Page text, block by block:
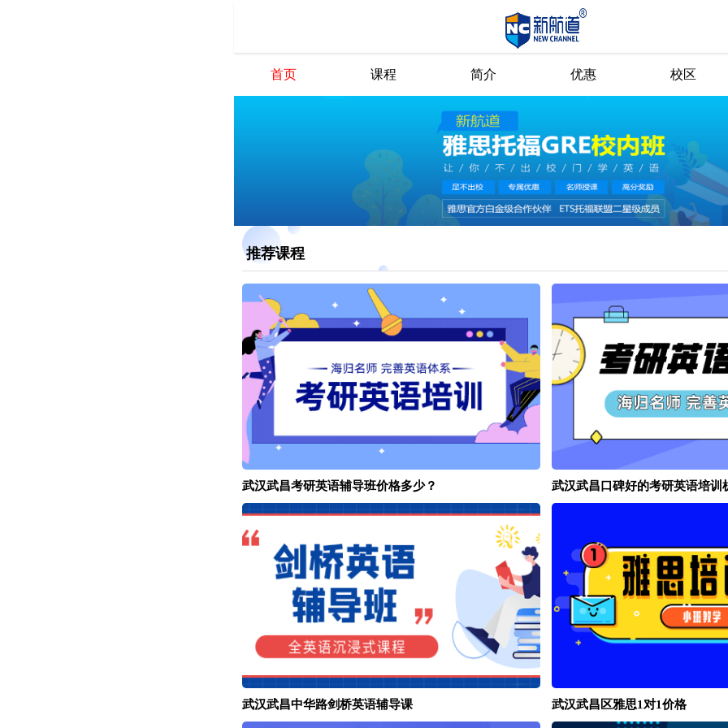
首页 课程 简介 优惠 校区
推荐课程
武汉武昌考研英语辅导班价格多少？ 武汉武昌口碑好的考研英语培训
武汉武昌中华路剑桥英语辅导课 武汉武昌区雅思1对1价格